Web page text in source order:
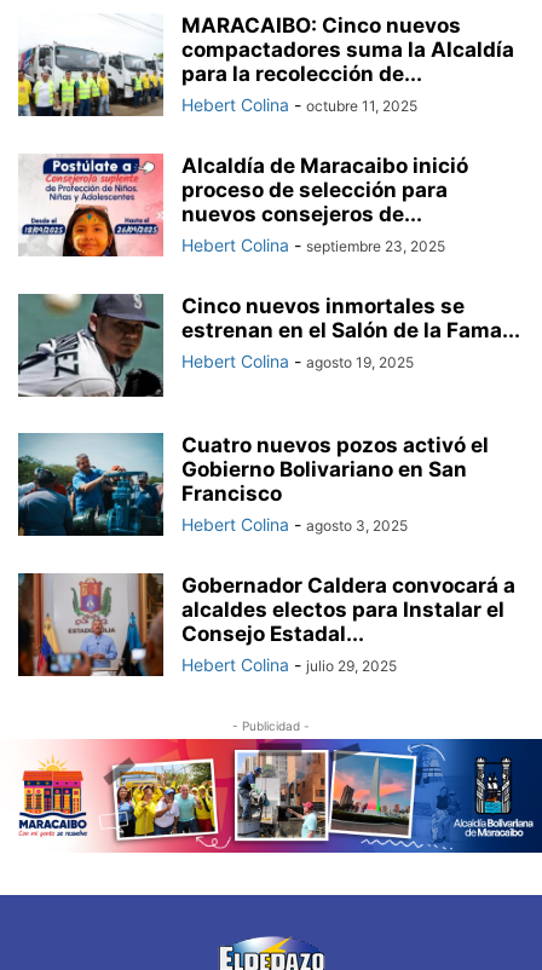
MARACAIBO: Cinco nuevos
compactadores suma la Alcaldía
para la recolección de...
Hebert Colina - octubre 11, 2025
Alcaldía de Maracaibo inició
proceso de selección para
nuevos consejeros de...
Hebert Colina - septiembre 23, 2025
Cinco nuevos inmortales se
estrenan en el Salón de la Fama...
Hebert Colina - agosto 19, 2025
Cuatro nuevos pozos activó el
Gobierno Bolivariano en San
Francisco
Hebert Colina - agosto 3, 2025
Gobernador Caldera convocará a
alcaldes electos para Instalar el
Consejo Estadal...
Hebert Colina - julio 29, 2025
- Publicidad -